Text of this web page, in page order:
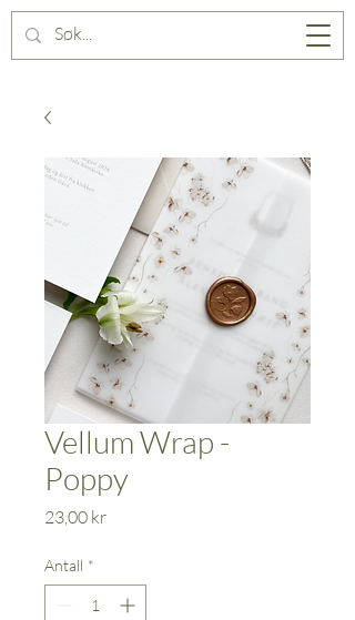
Vellum Wrap -
Poppy
23,00 krPris
Antall *